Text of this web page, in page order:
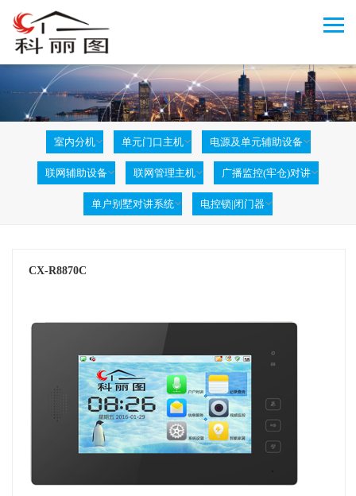
室内分机 单元门口主机 电源及单元辅助设备
联网辅助设备 联网管理主机 广播监控(牢仓)对讲
单户别墅对讲系统 电控锁|闭门器
CX-R8870C